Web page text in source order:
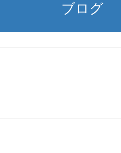
ブログ